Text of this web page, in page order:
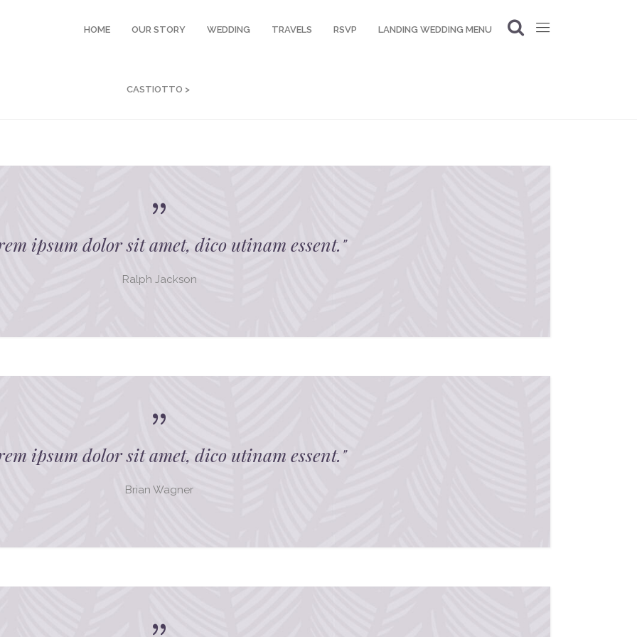
HOME OUR STORY WEDDING TRAVELS RSVP LANDING WEDDING MENU
CASTIOTTO >
ipsum dolor sit amet, dico utinam essent."
Ralph Jackson
ipsum dolor sit amet, dico utinam essent."
Brian Wagner